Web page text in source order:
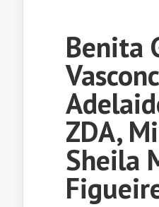
Benita
ZDA,
Sheila